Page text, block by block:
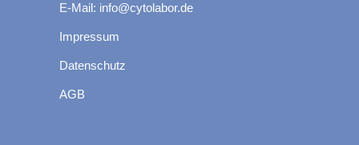
E-Mail: info@cytolabor.de
Impressum
Datenschutz
AGB